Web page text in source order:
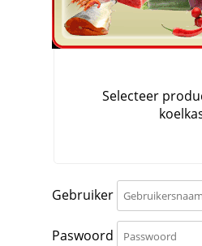
Gebruiker
Paswoord